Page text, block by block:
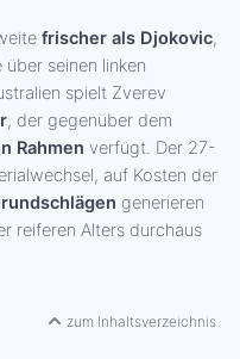
frischer als Djokovic,
seinen linken
spielt Zverev
, der gegenüber dem
Rahmen verfügt. Der 27-
auf Kosten der
generieren
reiferen Alters durchaus
zum Inhaltsverzeichnis